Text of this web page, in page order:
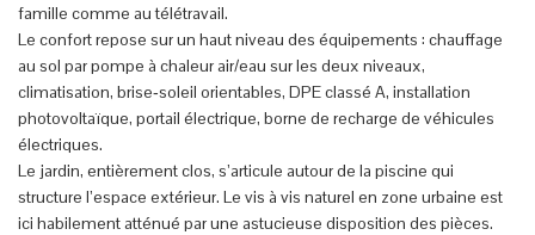
famille comme au télétravail.
Le confort repose sur un haut niveau des équipements : chauffage
au sol par pompe à chaleur air/eau sur les deux niveaux,
climatisation, brise‑soleil orientables, DPE classé A, installation
photovoltaïque, portail électrique, borne de recharge de véhicules
électriques.
Le jardin, entièrement clos, s’articule autour de la piscine qui
structure l’espace extérieur. Le vis à vis naturel en zone urbaine est
ici habilement atténué par une astucieuse disposition des pièces.